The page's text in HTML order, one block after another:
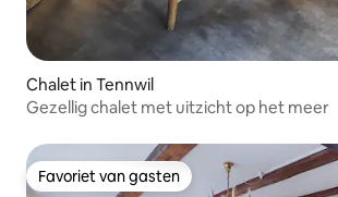
Chalet in Tennwil
Gezellig chalet met uitzicht op het meer
Favoriet van gasten
Favoriet van gasten